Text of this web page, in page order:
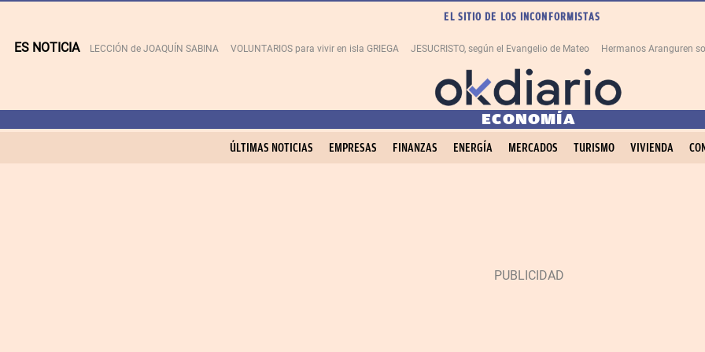
EL SITIO DE LOS INCONFORMISTAS
ES NOTICIA LECCIÓN de JOAQUÍN SABINA VOLUNTARIOS para vivir en isla GRIEGA JESUCRISTO, según el Evangelio de Mateo Hermanos Aranguren
ECONOMÍA
ÚLTIMAS NOTICIAS EMPRESAS FINANZAS ENERGÍA MERCADOS TURISMO VIVIENDA